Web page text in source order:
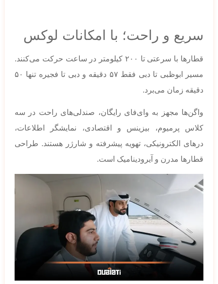
سریع و راحت؛ با امکانات لوکس
قطارها با سرعتی تا ۲۰۰ کیلومتر در ساعت حرکت می‌کنند.
مسیر ابوظبی تا دبی فقط ۵۷ دقیقه و دبی تا فجیره تنها ۵۰
دقیقه زمان می‌برد.
واگن‌ها مجهز به وای‌فای رایگان، صندلی‌های راحت در سه
کلاس پرمیوم، بیزینس و اقتصادی، نمایشگر اطلاعات،
درهای الکترونیکی، تهویه پیشرفته و شارژر هستند. طراحی
قطارها مدرن و آیرودینامیک است.